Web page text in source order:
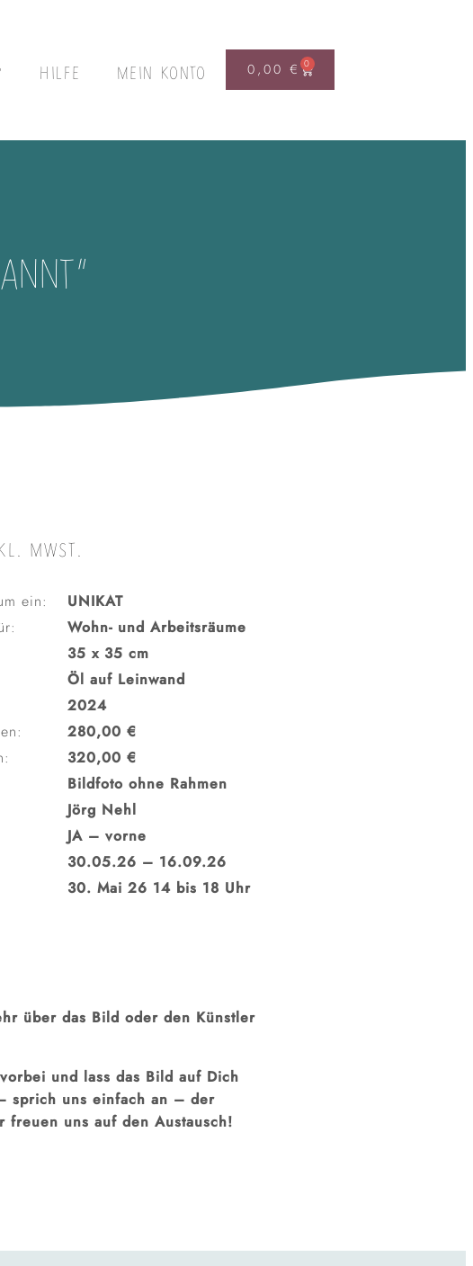
HILFE MEIN KONTO 0,00 € 0
MWST.
ein:
UNIKAT
Wohn- und Arbeitsräume
35 x 35 cm
Öl auf Leinwand
2024
280,00 €
320,00 €
Bildfoto ohne Rahmen
Jörg Nehl
JA – vorne
30.05.26 – 16.09.26
30. Mai 26 14 bis 18 Uhr
über das Bild oder den Künstler
und lass das Bild auf Dich
sprich uns einfach an – der
freuen uns auf den Austausch!